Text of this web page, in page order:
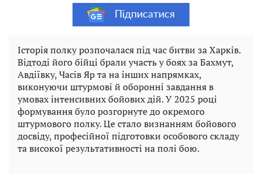
Підписатися
Історія полку розпочалася під час битви за Харків.
Відтоді його бійці брали участь у боях за Бахмут,
Авдіївку, Часів Яр та на інших напрямках,
виконуючи штурмові й оборонні завдання в
умовах інтенсивних бойових дій. У 2025 році
формування було розгорнуте до окремого
штурмового полку. Це стало визнанням бойового
досвіду, професійної підготовки особового складу
та високої результативності на полі бою.